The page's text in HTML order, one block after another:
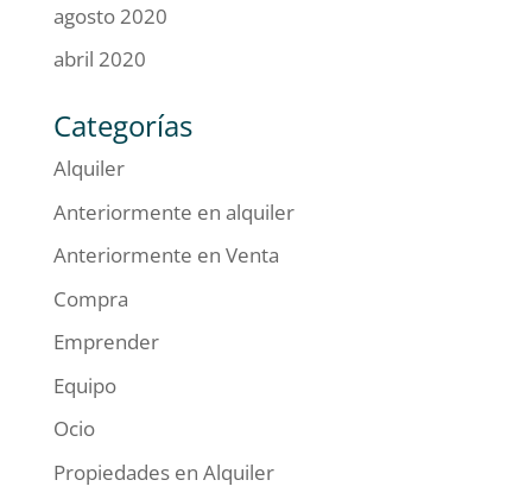
agosto 2020
abril 2020
Categorías
Alquiler
Anteriormente en alquiler
Anteriormente en Venta
Compra
Emprender
Equipo
Ocio
Propiedades en Alquiler